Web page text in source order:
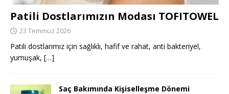
Patili Dostlarımızın Modası TOFITOWEL
23 Temmuz 2026
Patili dostlarımız için sağlıklı, hafif ve rahat, anti bakteriyel,
yumuşak, […]
Saç Bakımında Kişiselleşme Dönemi